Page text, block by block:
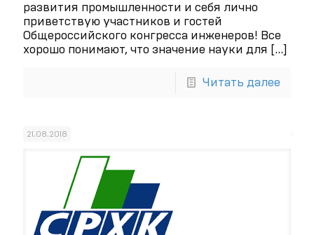
развития промышленности и себя лично
приветствую участников и гостей
Общероссийского конгресса инженеров! Все
хорошо понимают, что значение науки для […]
Читать далее
21.08.2018